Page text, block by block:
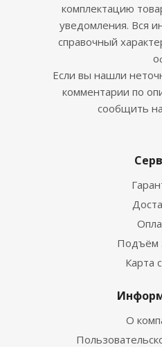
комплектацию
уведомления. Вся
справочный
Если вы нашли
комментарии по
сообщить на
Подъём
Карта
О